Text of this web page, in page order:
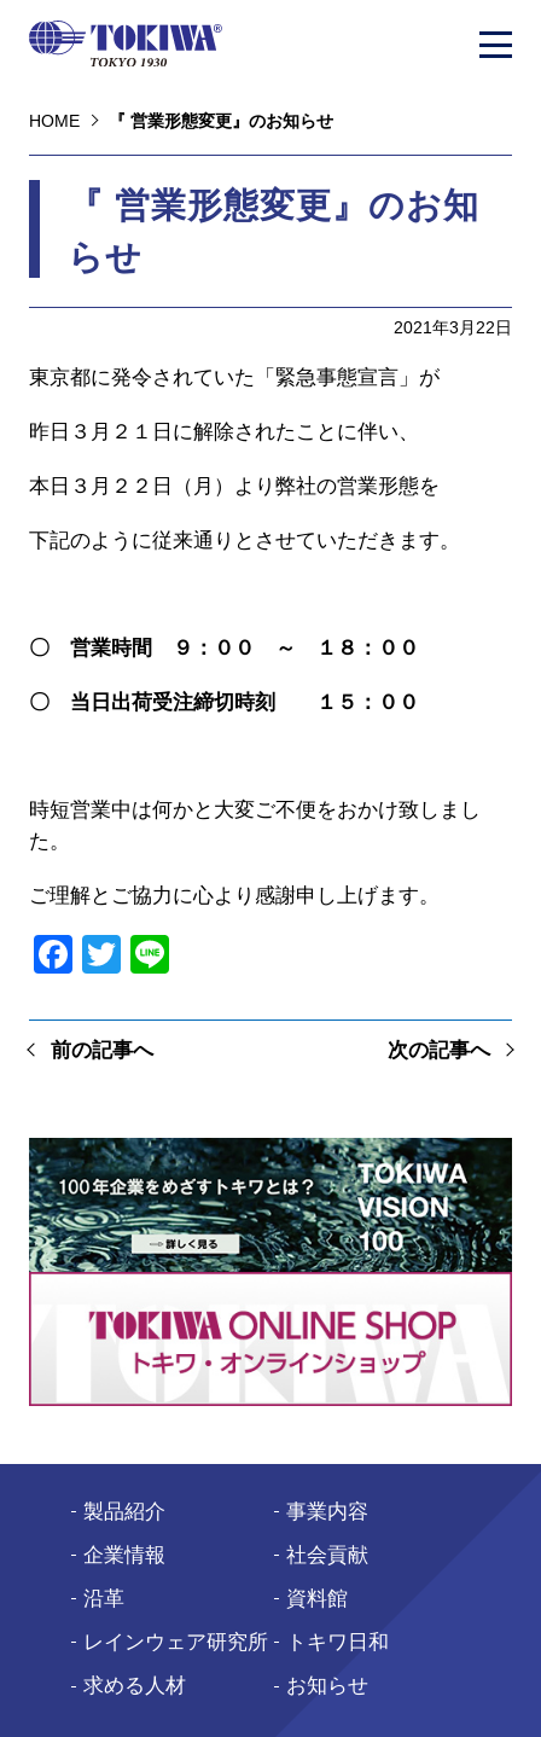
HOME 『 営業形態変更』のお知らせ
『 営業形態変更』のお知
らせ
2021年3月22日
東京都に発令されていた「緊急事態宣言」が
昨日３月２１日に解除されたことに伴い、
本日３月２２日（月）より弊社の営業形態を
下記のように従来通りとさせていただきます。
〇 営業時間 ９：００ ～ １８：００
〇 当日出荷受注締切時刻 １５：００
時短営業中は何かと大変ご不便をおかけ致しまし
た。
ご理解とご協力に心より感謝申し上げます。
Facebook
Twitter
前の記事へ 次の記事へ
製品紹介
事業内容
企業情報
社会貢献
沿革
資料館
レインウェア研究所
トキワ日和
求める人材
お知らせ